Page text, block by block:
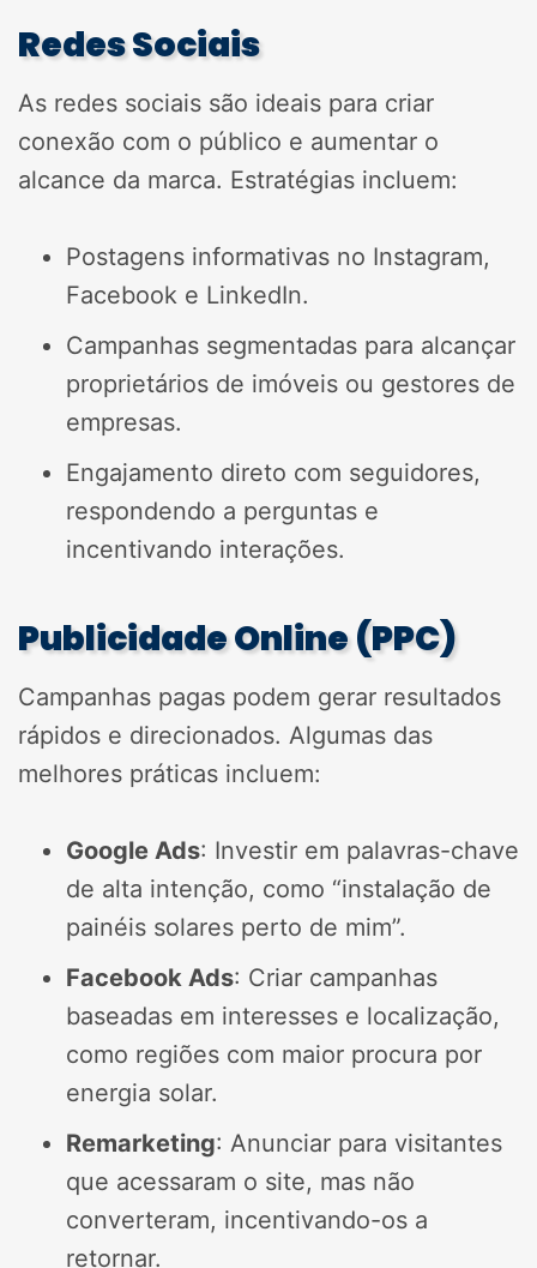
Redes Sociais
As redes sociais são ideais para criar
conexão com o público e aumentar o
alcance da marca. Estratégias incluem:
Postagens informativas no Instagram,
Facebook e LinkedIn.
Campanhas segmentadas para alcançar
proprietários de imóveis ou gestores de
empresas.
Engajamento direto com seguidores,
respondendo a perguntas e
incentivando interações.
Publicidade Online (PPC)
Campanhas pagas podem gerar resultados
rápidos e direcionados. Algumas das
melhores práticas incluem:
Google Ads: Investir em palavras-chave
de alta intenção, como “instalação de
painéis solares perto de mim”.
Facebook Ads: Criar campanhas
baseadas em interesses e localização,
como regiões com maior procura por
energia solar.
Remarketing: Anunciar para visitantes
que acessaram o site, mas não
converteram, incentivando-os a
retornar.